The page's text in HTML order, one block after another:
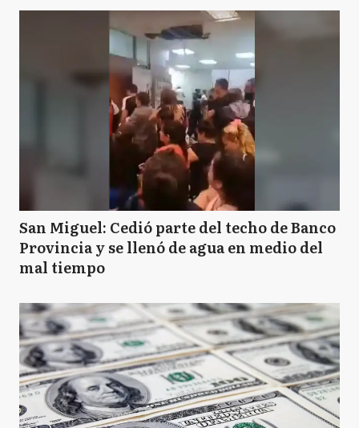
San Miguel: Cedió parte del techo de Banco
Provincia y se llenó de agua en medio del
mal tiempo